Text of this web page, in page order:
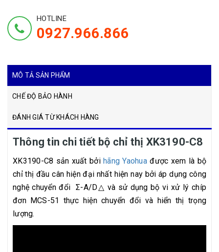
HOTLINE
0927.966.866
MÔ TẢ SẢN PHẨM
CHẾ ĐỘ BẢO HÀNH
ĐÁNH GIÁ TỪ KHÁCH HÀNG
Thông tin chi tiết bộ chỉ thị XK3190-C8
XK3190-C8 sản xuất bởihãng Yaohuađược xem là bộ
chỉ thị đầu cân hiện đại nhất hiện nay bởi áp dụng công
nghệ chuyển đổi Σ-A/D△ và sử dụng bộ vi xử lý chíp
đơn MCS-51 thực hiện chuyển đổi và hiển thị trọng
lượng.